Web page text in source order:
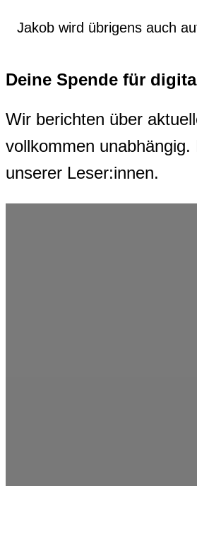
Jakob wird übrigens auch
Deine Spende für
Wir berichten über
vollkommen
unserer Leser:innen.